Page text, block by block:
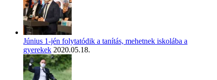
Június 1-jén folytatódik a tanítás, mehetnek iskolába a
gyerekek 2020.05.18.